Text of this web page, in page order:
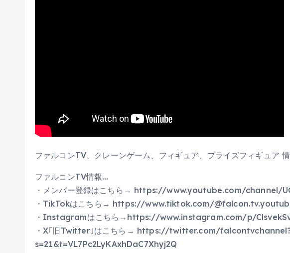
ファルコンTV、クレーンゲーム、フィギュア、プライズフィギュア
ファルコンTV情報…
・メンバー登録はこちら→ https://www.youtube.com/channel/
・TikTokはこちら→ https://www.tiktok.com/
・Instagramはこちら→https://www.instagram.com/p/
・X｢旧Twitter｣はこちら→ https://twitter.com/
s=21&t=VL7Pc2LyKAxhDaC7Xhyj2Q